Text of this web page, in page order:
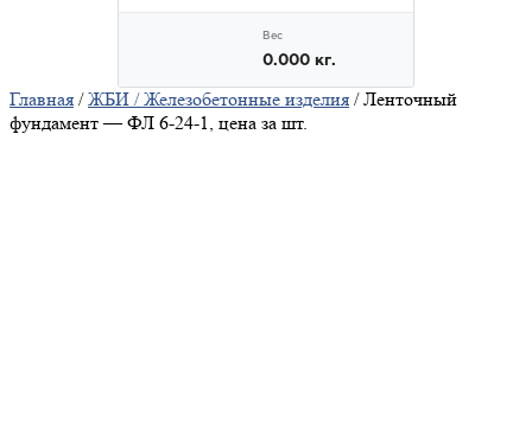
Главная /ЖБИ / Железобетонные изделия / Ленточный
фундамент — ФЛ 6-24-1, цена за шт.